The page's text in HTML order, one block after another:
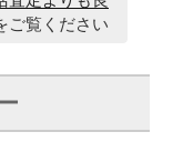
ご覧ください